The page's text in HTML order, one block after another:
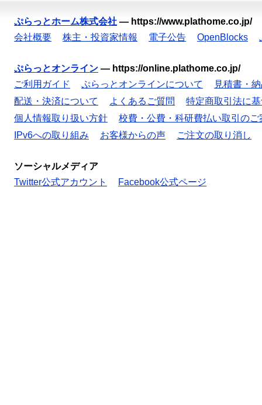
ぷらっとホーム株式会社 — https://www.plathome.co.jp/
会社概要
株主・投資家情報 電子公告 OpenBlocks
ぷらっとオンライン — https://online.plathome.co.jp/
ご利用ガイド
ぷらっとオンラインについて
見積書・
配送・決済について
よくあるご質問
特定商取引法に
個人情報取り扱い方針
校費・公費・科研費払い取引のご
IPv6への取り組み
お客様からの声 ご注文の取り消し
ソーシャルメディア
Twitter公式アカウント
Facebook公式ページ